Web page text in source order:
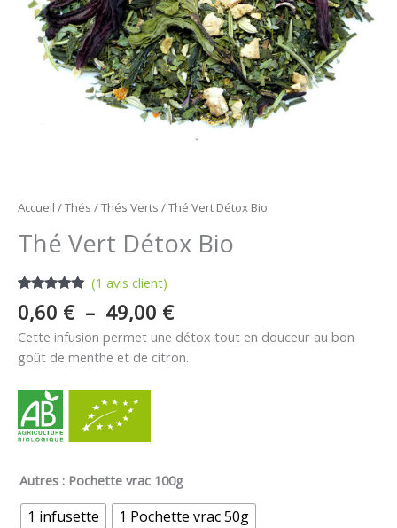
Accueil /Thés /Thés Verts / Thé Vert Détox Bio
Thé Vert Détox Bio
Noté 5.00
sur 5
basé sur
1
notation
client
(1 avis client)
0,60 € – 49,00 €
Cette infusion permet une détox tout en douceur au bon
goût de menthe et de citron.
Autres : Pochette vrac 100g
1 infusette
1 Pochette vrac 50g